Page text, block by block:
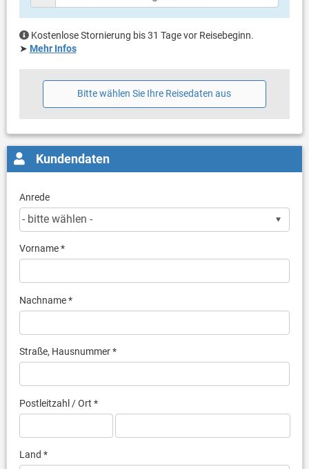
Kostenlose Stornierung bis 31 Tage vor Reisebeginn.
➤ Mehr Infos
Bitte wählen Sie Ihre Reisedaten aus
Kundendaten
Anrede
Vorname *
Nachname *
Straße, Hausnummer *
Postleitzahl / Ort *
Land *